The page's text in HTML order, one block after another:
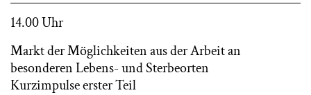
14.00 Uhr
Markt der Möglichkeiten aus der Arbeit an
besonderen Lebens- und Sterbeorten
Kurzimpulse erster Teil